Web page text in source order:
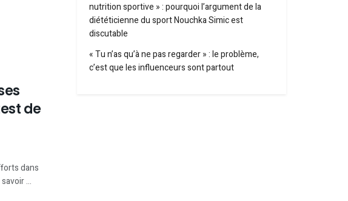
de
dans
...
nutrition sportive » : pourquoi l’argument de la
diététicienne du sport Nouchka Simic est
discutable
« Tu n’as qu’à ne pas regarder » : le problème,
c’est que les influenceurs sont partout